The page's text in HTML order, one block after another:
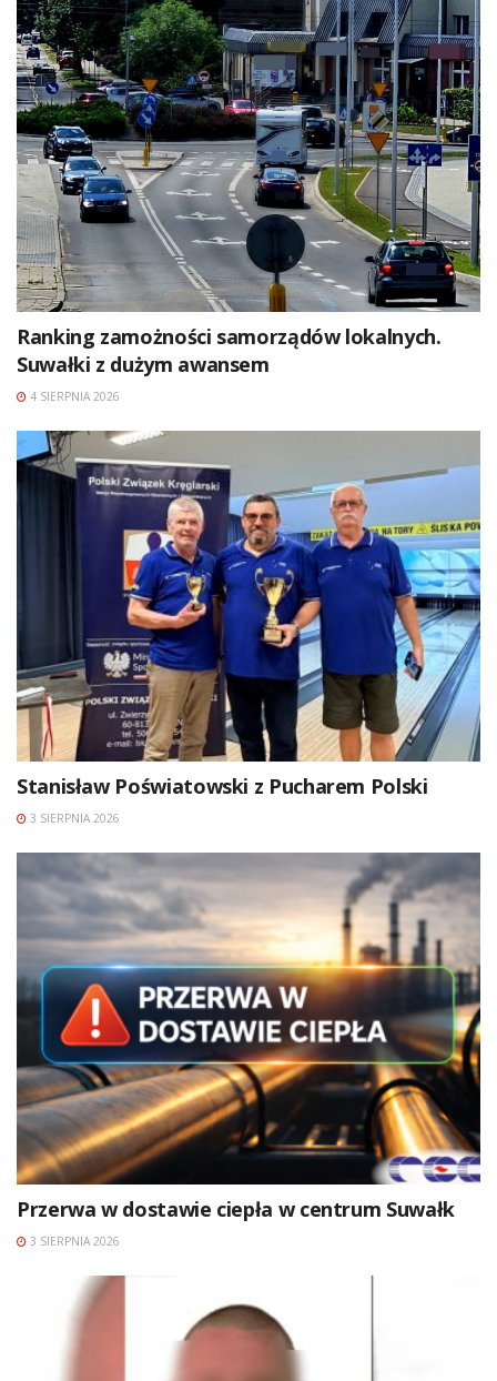
Ranking zamożności samorządów lokalnych.
Suwałki z dużym awansem
4 SIERPNIA 2026
Stanisław Poświatowski z Pucharem Polski
3 SIERPNIA 2026
Przerwa w dostawie ciepła w centrum Suwałk
3 SIERPNIA 2026